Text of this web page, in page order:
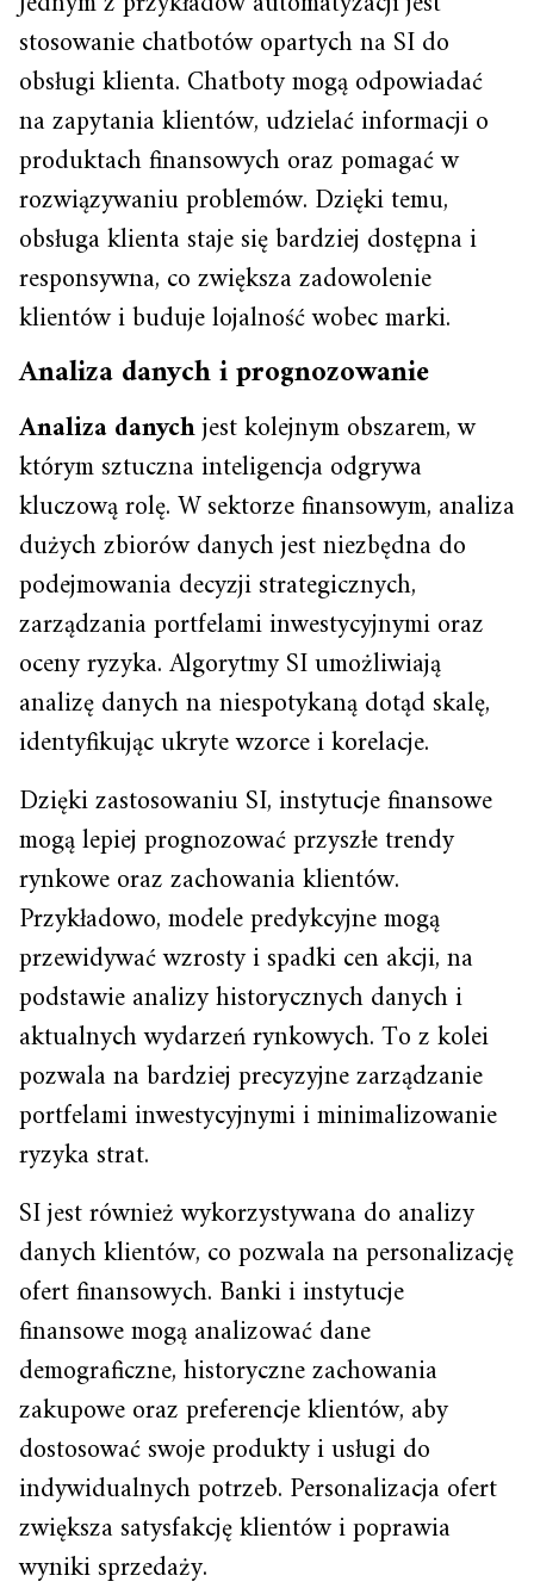
stosowanie chatbotów opartych na SI do
obsługi klienta. Chatboty mogą odpowiadać
na zapytania klientów, udzielać informacji o
produktach finansowych oraz pomagać w
rozwiązywaniu problemów. Dzięki temu,
obsługa klienta staje się bardziej dostępna i
responsywna, co zwiększa zadowolenie
klientów i buduje lojalność wobec marki.
Analiza danych i prognozowanie
Analiza danychjest kolejnym obszarem, w
którym sztuczna inteligencja odgrywa
kluczową rolę. W sektorze finansowym, analiza
dużych zbiorów danych jest niezbędna do
podejmowania decyzji strategicznych,
zarządzania portfelami inwestycyjnymi oraz
oceny ryzyka. Algorytmy SI umożliwiają
analizę danych na niespotykaną dotąd skalę,
identyfikując ukryte wzorce i korelacje.
Dzięki zastosowaniu SI, instytucje finansowe
mogą lepiej prognozować przyszłe trendy
rynkowe oraz zachowania klientów.
Przykładowo, modele predykcyjne mogą
przewidywać wzrosty i spadki cen akcji, na
podstawie analizy historycznych danych i
aktualnych wydarzeń rynkowych. To z kolei
pozwala na bardziej precyzyjne zarządzanie
portfelami inwestycyjnymi i minimalizowanie
ryzyka strat.
SI jest również wykorzystywana do analizy
danych klientów, co pozwala na personalizację
ofert finansowych. Banki i instytucje
finansowe mogą analizować dane
demograficzne, historyczne zachowania
zakupowe oraz preferencje klientów, aby
dostosować swoje produkty i usługi do
indywidualnych potrzeb. Personalizacja ofert
zwiększa satysfakcję klientów i poprawia
wyniki sprzedaży.